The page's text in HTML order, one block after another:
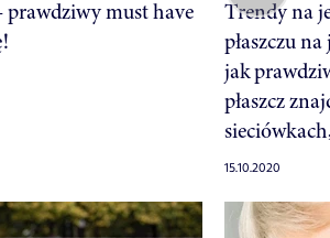
must have
Trendy na
płaszczu
jak
płaszcz
15.10.2020